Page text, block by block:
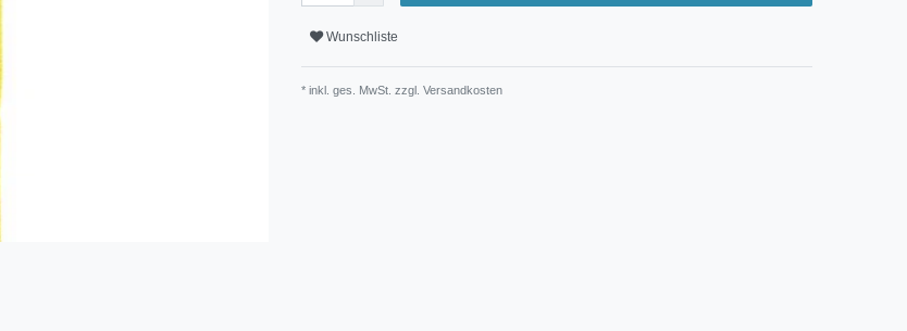
Wunschliste
* inkl. ges. MwSt. zzgl. Versandkosten